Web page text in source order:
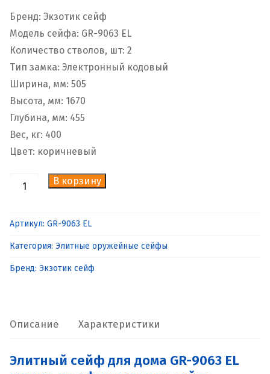
Бренд: Экзотик сейф
Модель сейфа: GR-9063 EL
Количество стволов, шт: 2
Тип замка: Электронный кодовый
Ширина, мм: 505
Высота, мм: 1670
Глубина, мм: 455
Вес, кг: 400
Цвет: коричневый
Количество
сейф
для
дома
В корзину
Артикул: GR-9063 EL
Категория: Элитные оружейные сейфы
Бренд: Экзотик сейф
Описание Характеристики
Элитный сейф для дома GR-9063 EL